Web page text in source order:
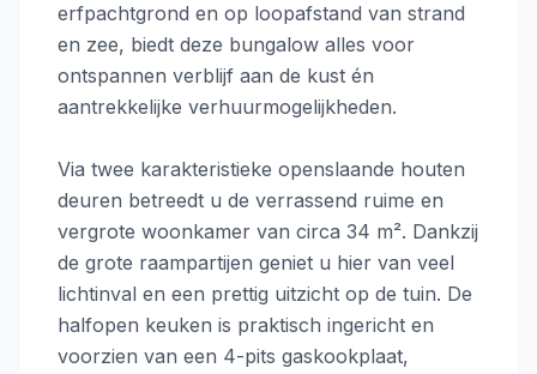
erfpachtgrond en op loopafstand van strand
en zee, biedt deze bungalow alles voor
ontspannen verblijf aan de kust én
aantrekkelijke verhuurmogelijkheden.
Via twee karakteristieke openslaande houten
deuren betreedt u de verrassend ruime en
vergrote woonkamer van circa 34 m². Dankzij
de grote raampartijen geniet u hier van veel
lichtinval en een prettig uitzicht op de tuin. De
halfopen keuken is praktisch ingericht en
voorzien van een 4-pits gaskookplaat,